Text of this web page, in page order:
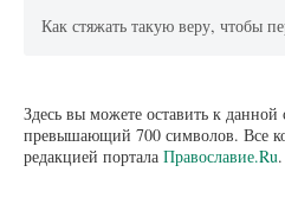
Как стяжать такую веру, чтобы
Здесь вы можете оставить к
превышающий 700 символов. Все
редакцией портала Православие.Ru.